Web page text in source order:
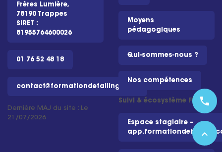
Frères Lumière,
78190 Trappes
SIRET :
81955764600026
01 76 52 48 18
contact@formationdetailing.com
Dernière MAJ du site : Le
21/07/2026
Moyens
pédagogiques
Qui-sommes-nous ?
Nos compétences
Suivi & écosystème FD
Espace stagiaire –
phone
expand_less